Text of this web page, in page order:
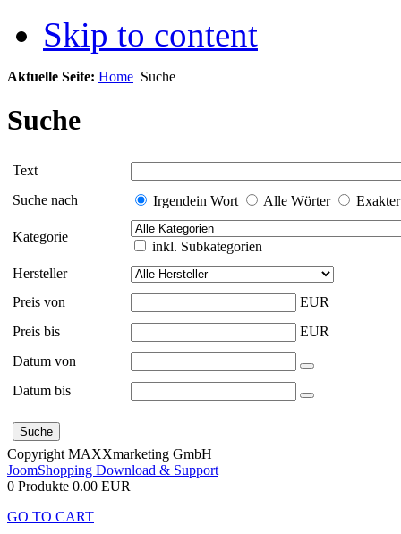
Skip to content
Aktuelle Seite: Home Suche
Suche
Text
Suche nach
Irgendein Wort Alle Wörter
Kategorie
inkl. Subkategorien
Hersteller
Preis von
EUR
Preis bis
EUR
Datum von
Datum bis
Copyright MAXXmarketing GmbH
JoomShopping Download & Support
0 Produkte 0.00 EUR
GO TO CART